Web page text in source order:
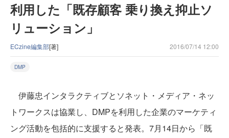
利用した「既存顧客 乗り換え抑止ソ
リューション」
ECzine編集部[著] 2016/07/14 12:00
DMP
伊藤忠インタラクティブとソネット・メディア・ネッ
トワークスは協業し、DMPを利用した企業のマーケティ
ング活動を包括的に支援すると発表。7月14日から「既